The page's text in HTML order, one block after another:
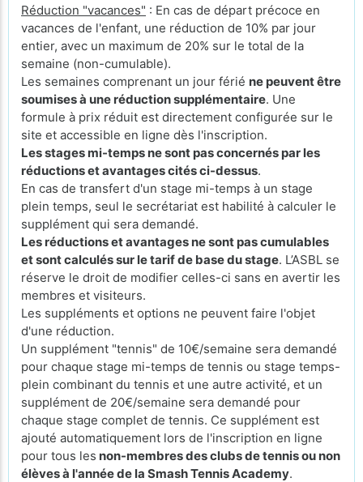
Réduction "vacances" : En cas de départ précoce en
vacances de l'enfant, une réduction de 10% par jour
entier, avec un maximum de 20% sur le total de la
semaine (non-cumulable).
Les semaines comprenant un jour férié ne peuvent être
soumises à une réduction supplémentaire. Une
formule à prix réduit est directement configurée sur le
site et accessible en ligne dès l'inscription.
Les stages mi-temps ne sont pas concernés par les
réductions et avantages cités ci-dessus.
En cas de transfert d'un stage mi-temps à un stage
plein temps, seul le secrétariat est habilité à calculer le
supplément qui sera demandé.
Les réductions et avantages ne sont pas cumulables
et sont calculés sur le tarif de base du stage. L’ASBL se
réserve le droit de modifier celles-ci sans en avertir les
membres et visiteurs.
Les suppléments et options ne peuvent faire l'objet
d'une réduction.
Un supplément "tennis" de 10€/semaine sera demandé
pour chaque stage mi-temps de tennis ou stage temps-
plein combinant du tennis et une autre activité, et un
supplément de 20€/semaine sera demandé pour
chaque stage complet de tennis. Ce supplément est
ajouté automatiquement lors de l'inscription en ligne
pour tous les non-membres des clubs de tennis ou non
élèves à l'année de la Smash Tennis Academy.